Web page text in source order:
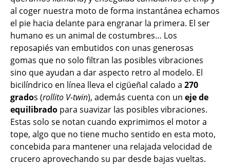
al coger nuestra moto de forma instantánea echamos
el pie hacia delante para engranar la primera. El ser
humano es un animal de costumbres… Los
reposapiés van embutidos con unas generosas
gomas que no solo filtran las posibles vibraciones
sino que ayudan a dar aspecto retro al modelo. El
bicilíndrico en línea lleva el cigüeñal calado a 270
grados (rollito V-twin), además cuenta con un eje de
equilibrado para suavizar las posibles vibraciones.
Estas solo se notan cuando exprimimos el motor a
tope, algo que no tiene mucho sentido en esta moto,
concebida para mantener una relajada velocidad de
crucero aprovechando su par desde bajas vueltas.